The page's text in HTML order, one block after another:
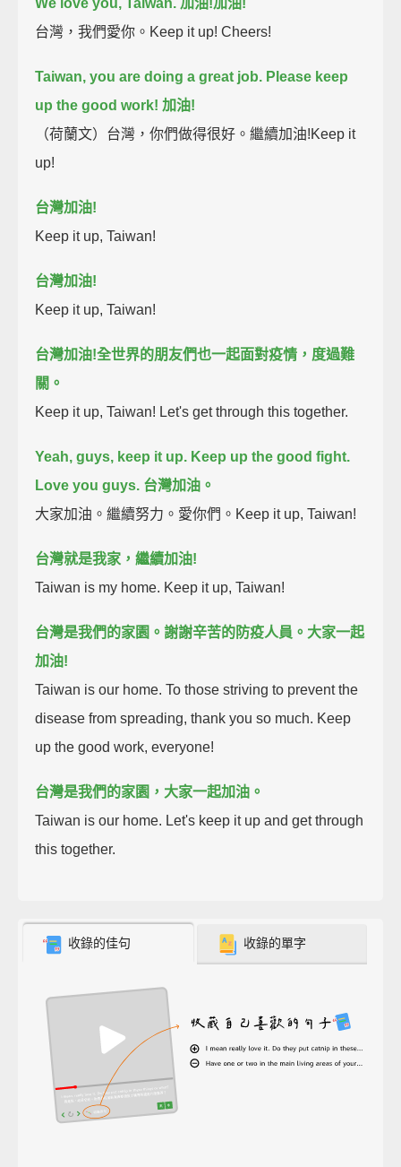
台灣，我們愛你。Keep it up! Cheers!
Taiwan, you are doing a great job. Please keep
up the good work! 加油!
（荷蘭文）台灣，你們做得很好。繼續加油!Keep it
up!
台灣加油!
Keep it up, Taiwan!
台灣加油!
Keep it up, Taiwan!
台灣加油!全世界的朋友們也一起面對疫情，度過難
關。
Keep it up, Taiwan! Let's get through this together.
Yeah, guys, keep it up. Keep up the good fight.
Love you guys. 台灣加油。
大家加油。繼續努力。愛你們。Keep it up, Taiwan!
台灣就是我家，繼續加油!
Taiwan is my home. Keep it up, Taiwan!
台灣是我們的家園。 謝謝辛苦的防疫人員。 大家一起
加油!
Taiwan is our home. To those striving to prevent the
disease from spreading, thank you so much. Keep
up the good work, everyone!
台灣是我們的家園，大家一起加油。
Taiwan is our home. Let's keep it up and get through
this together.
收錄的佳句 收錄的單字